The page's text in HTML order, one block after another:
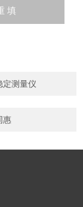
定测量仪
惠